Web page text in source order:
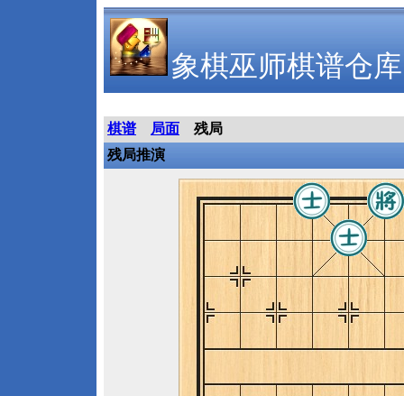
象棋巫师棋谱仓库
棋谱 局面
残局
残局推演